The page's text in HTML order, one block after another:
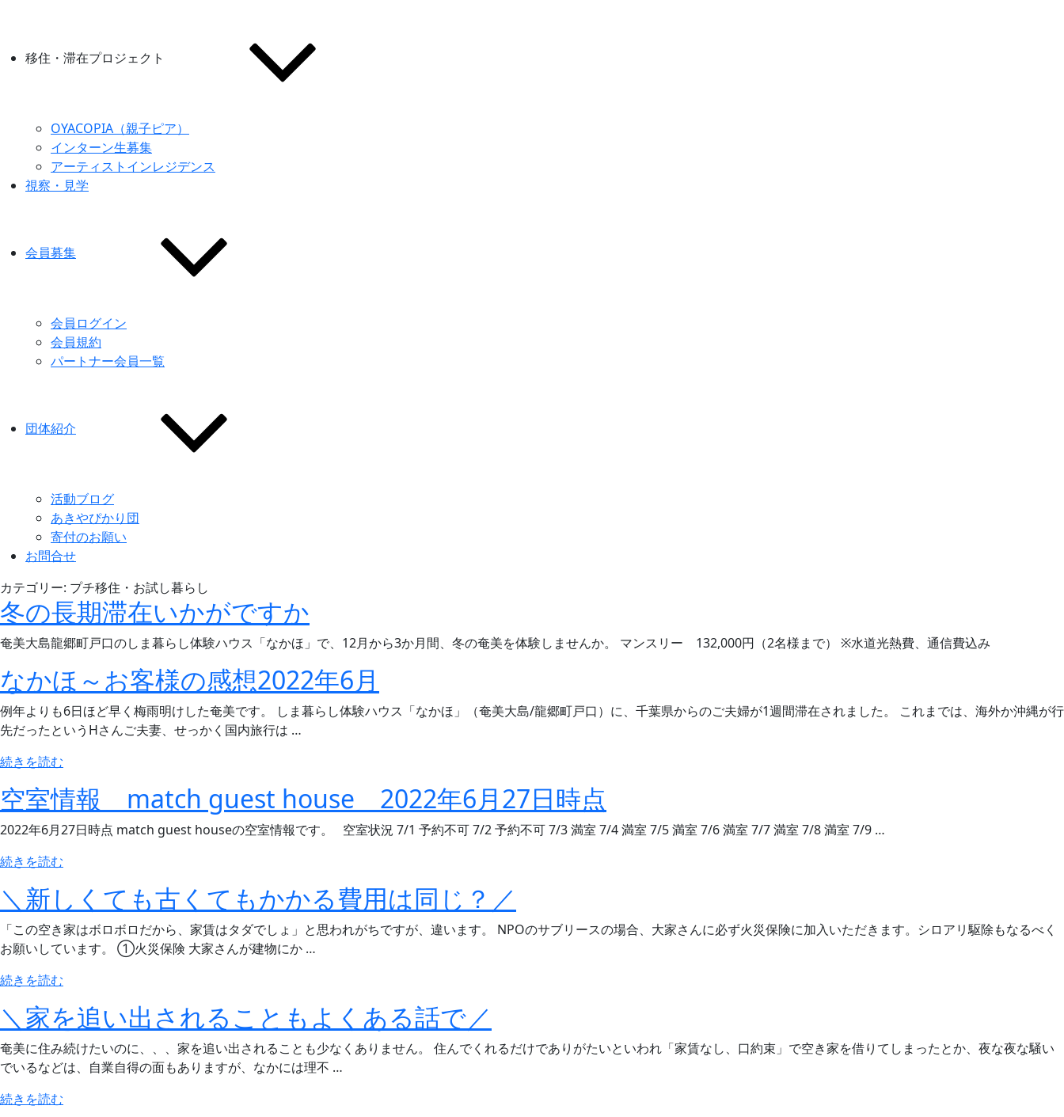
移住・滞在プロジェクト
OYACOPIA（親子ピア）
インターン生募集
アーティストインレジデンス
視察・見学
会員募集
会員ログイン
会員規約
パートナー会員一覧
団体紹介
活動ブログ
あきやぴかり団
寄付のお願い
お問合せ
カテゴリー: プチ移住・お試し暮らし
冬の長期滞在いかがですか
奄美大島龍郷町戸口のしま暮らし体験ハウス「なかほ」で、12月から3か月間、冬の奄美を体験しませんか。 マンスリー 132,000円（2名様まで） ※水道光熱費、通信費込み
なかほ～お客様の感想2022年6月
例年よりも6日ほど早く梅雨明けした奄美です。 しま暮らし体験ハウス「なかほ」（奄美大島/龍郷町戸口）に、千葉県からのご夫婦が1週間滞在されました。 これまでは、海外か沖縄が行
先だったというHさんご夫妻、せっかく国内旅行は …
“な
ほ
～
お
客
の
感
想
2022
6
月”
の
続きを読む
空室情報 match guest house 2022年6月27日時点
2022年6月27日時点 match guest houseの空室情報です。 空室状況 7/1 予約不可 7/2 予約不可 7/3 満室 7/4 満室 7/5 満室 7/6 満室 7/7 満室 7/8 満室 7/9 …
“空
情
報
match
guest
house
年
6
月
27
時
続きを読む
＼新しくても古くてもかかる費用は同じ？／
「この空き家はボロボロだから、家賃はタダでしょ」と思われがちですが、違います。 NPOのサブリースの場合、大家さんに必ず火災保険に加入いただきます。シロアリ駆除もなるべく
お願いしています。 ①火災保険 大家さんが建物にか …
“＼
し
く
て
も
古
続きを読む
＼家を追い出されることもよくある話で／
奄美に住み続けたいのに、、、家を追い出されることも少なくありません。 住んでくれるだけでありがたいといわれ「家賃なし、口約束」で空き家を借りてしまったとか、夜な夜な騒い
でいるなどは、自業自得の面もありますが、なかには理不 …
“＼
続きを読む